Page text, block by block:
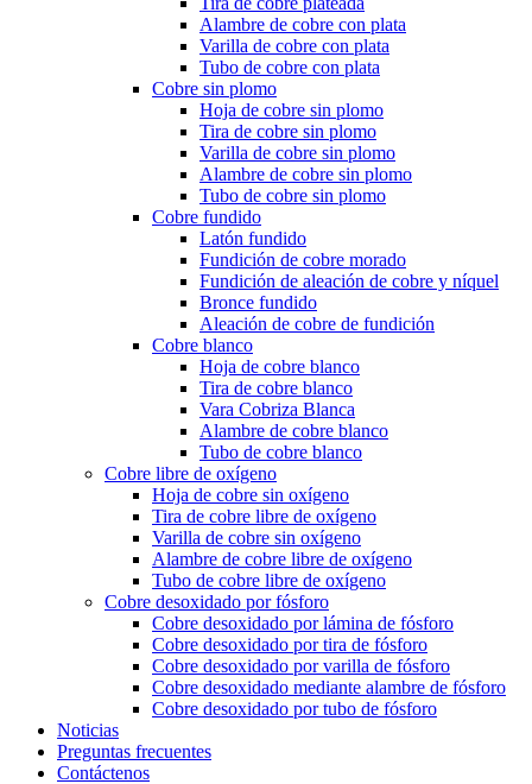
Alambre de cobre con plata
Varilla de cobre con plata
Tubo de cobre con plata
Cobre sin plomo
Hoja de cobre sin plomo
Tira de cobre sin plomo
Varilla de cobre sin plomo
Alambre de cobre sin plomo
Tubo de cobre sin plomo
Cobre fundido
Latón fundido
Fundición de cobre morado
Fundición de aleación de cobre y níquel
Bronce fundido
Aleación de cobre de fundición
Cobre blanco
Hoja de cobre blanco
Tira de cobre blanco
Vara Cobriza Blanca
Alambre de cobre blanco
Tubo de cobre blanco
Cobre libre de oxígeno
Hoja de cobre sin oxígeno
Tira de cobre libre de oxígeno
Varilla de cobre sin oxígeno
Alambre de cobre libre de oxígeno
Tubo de cobre libre de oxígeno
Cobre desoxidado por fósforo
Cobre desoxidado por lámina de fósforo
Cobre desoxidado por tira de fósforo
Cobre desoxidado por varilla de fósforo
Cobre desoxidado mediante alambre de fósforo
Cobre desoxidado por tubo de fósforo
Noticias
Preguntas frecuentes
Contáctenos